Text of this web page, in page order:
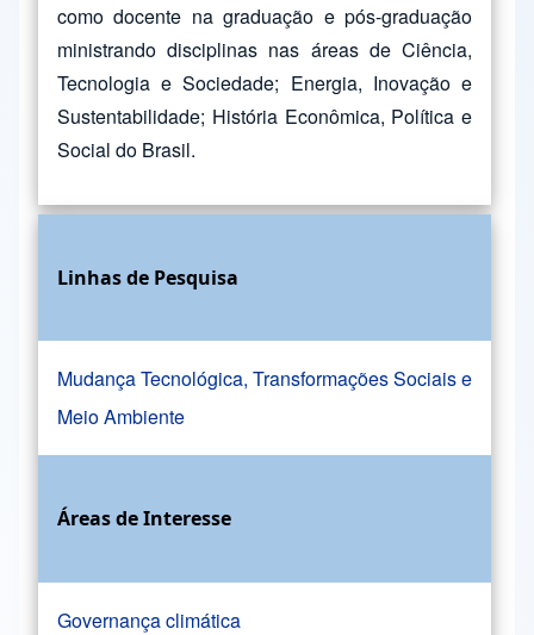
como docente na graduação e pós-graduação
ministrando disciplinas nas áreas de Ciência,
Tecnologia e Sociedade; Energia, Inovação e
Sustentabilidade; História Econômica, Política e
Social do Brasil.
Linhas de Pesquisa
Mudança Tecnológica, Transformações Sociais e
Meio Ambiente
Áreas de Interesse
Governança climática